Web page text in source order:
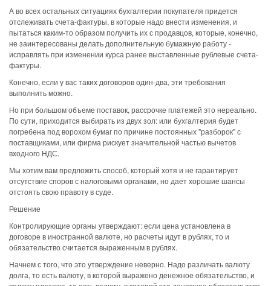
А во всех остальных ситуациях бухгалтерии покупателя придется
отслеживать счета-фактуры, в которые надо внести изменения, и
пытаться каким-то образом получить их с продавцов, которые, конечно,
не заинтересованы делать дополнительную бумажную работу -
исправлять при изменении курса ранее выставленные рублевые счета-
фактуры.
Конечно, если у вас таких договоров один-два, эти требования
выполнить можно.
Но при большом объеме поставок, рассрочке платежей это нереально.
По сути, приходится выбирать из двух зол: или бухгалтерия будет
погребена под ворохом бумаг по причине постоянных "разборок" с
поставщиками, или фирма рискует значительной частью вычетов
входного НДС.
Мы хотим вам предложить способ, который хотя и не гарантирует
отсутствие споров с налоговыми органами, но дает хорошие шансы
отстоять свою правоту в суде.
Решение
Контролирующие органы утверждают: если цена установлена в
договоре в иностранной валюте, но расчеты идут в рублях, то и
обязательство считается выраженным в рублях.
Начнем с того, что это утверждение неверно. Надо различать валюту
долга, то есть валюту, в которой выражено денежное обязательство, и